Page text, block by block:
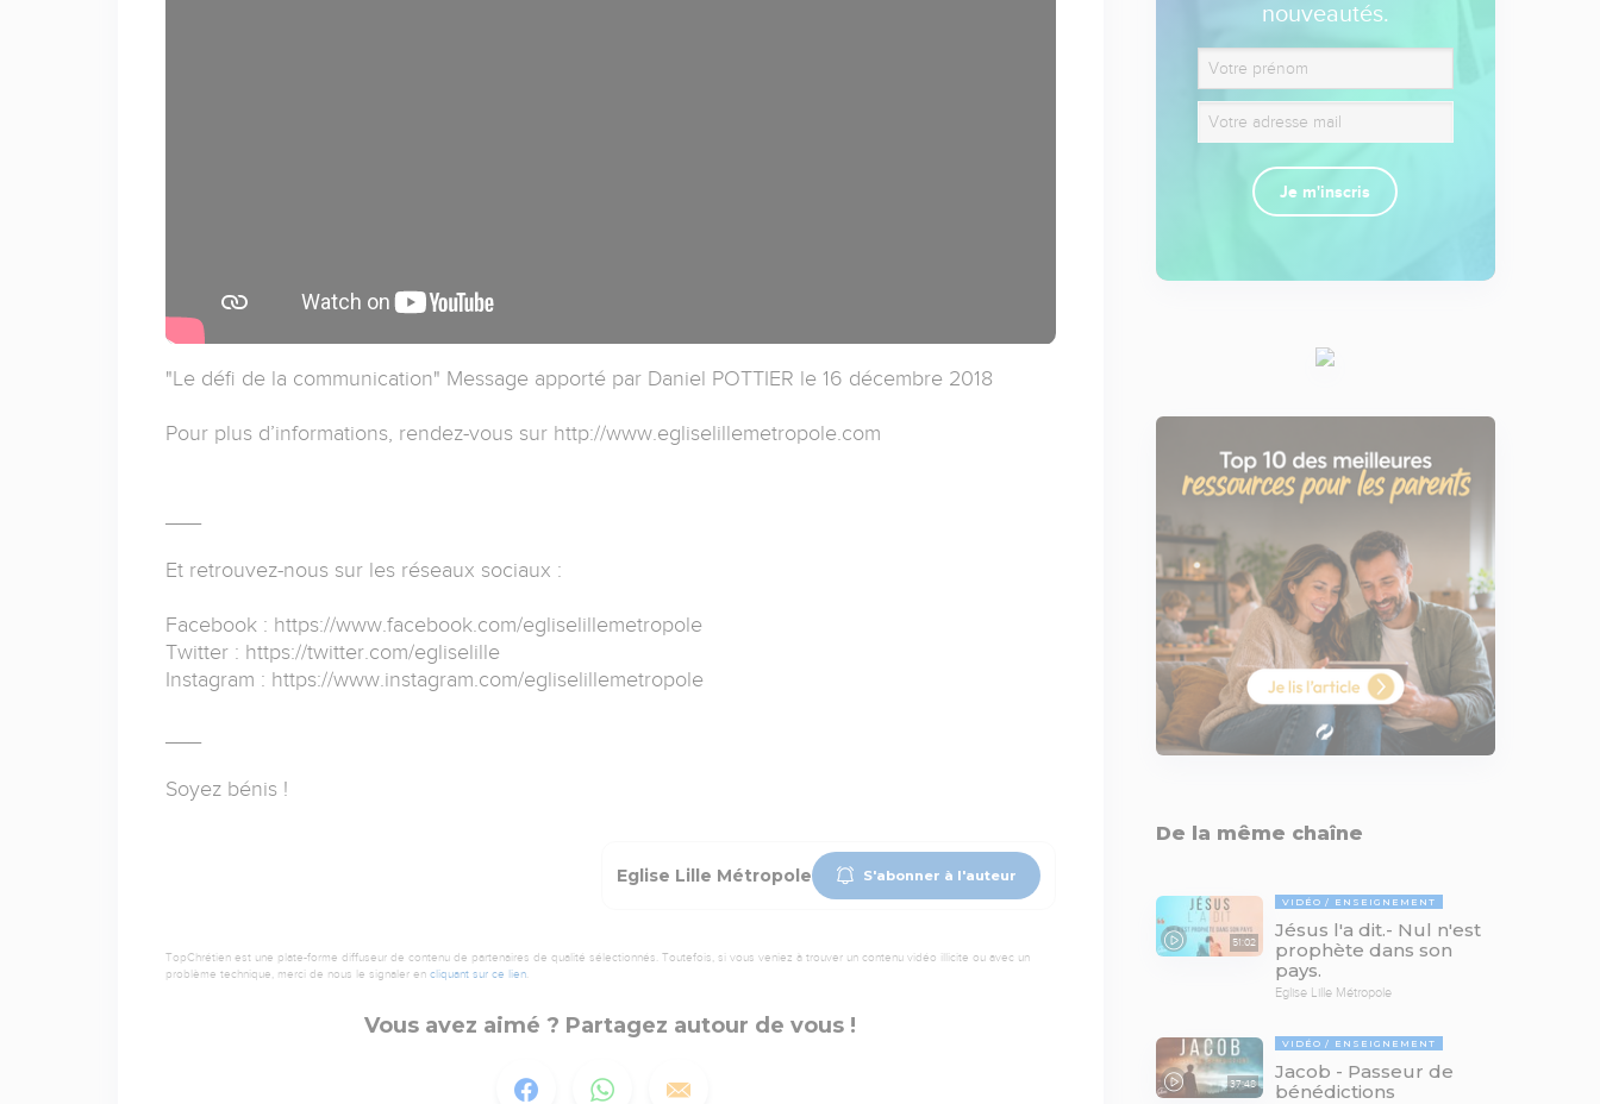
"Le défi de la communication" Message apporté par Daniel POTTIER le 16 décembre 2018
Pour plus d’informations, rendez-vous sur http://www.egliselillemetropole.com
Et retrouvez-nous sur les réseaux sociaux :
Facebook : https://www.facebook.com/egliselillemetropole
Twitter : https://twitter.com/egliselille
Instagram : https://www.instagram.com/egliselillemetropole
Soyez bénis !
Eglise Lille Métropole S'abonner à l'auteur
TopChrétien est une plate-forme diffuseur de contenu de partenaires de qualité sélectionnés. Toutefois, si vous veniez à trouver un contenu vidéo illicite ou avec un
problème technique, merci de nous le signaler en cliquant sur ce lien.
Vous avez aimé ? Partagez autour de vous !
nouveautés.
Je m'inscris
De la même chaîne
51:02
VIDÉO ENSEIGNEMENT
Jésus l'a dit.- Nul n'est
prophète dans son
pays.
Eglise Lille Métropole
37:48
VIDÉO ENSEIGNEMENT
Jacob - Passeur de
bénédictions